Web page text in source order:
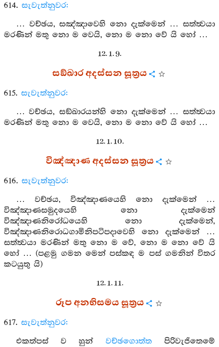
614. සැවැත්නුවර:
… වච්ඡය, සඤ්ඤාවෙහි නො දැක්මෙන් … සත්ත්‍වයා
මරණින් මතු නො ම වෙයි, නො ම නො වේ යි හෝ …
12. 1. 9.
සඞ්ඛාර අදස්සන සූත්‍රය
615. සැවැත්නුවර:
… වච්ඡය, සඞ්ඛාරයන්හි නො දැක්මෙන් … සත්ත්‍වයා
මරණින් මතු නො ම වෙයි, නො ම නො වේ යි හෝ …
12. 1. 10.
විඤ්ඤාණ අදස්සන සූත්‍රය
616. සැවැත්නුවර:
… වච්ඡය, විඤ්ඤාණයෙහි නො දැක්මෙන් …
විඤ්ඤාණසමුදයෙහි නො දැක්මෙන්
විඤ්ඤාණනිරෝධයෙහි නො දැක්මෙන්,
විඤ්ඤාණනිරොධගාමිනිපටිපදාවෙහි නො දැක්මෙන් …
සත්ත්‍වයා මරණින් මතු නො ම වේ, නො ම නො වේ යි
හෝ … (පළමු ගමන මෙන් පස්කඳ ම පස් ගමනින් විතර
කටයුතු යි)
12. 1. 11.
රූප අනභිසමය සූත්‍රය
617. සැවැත්නුවර:
එකත්පස් ව හුන් වච්ඡගොත්ත පිරිවැජිතෙමේ